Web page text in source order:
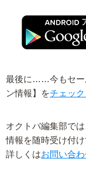
最後に……今もセー
ン情報】をチェック
オクトバ編集部で
情報を随時受け付け
詳しくはお問い合